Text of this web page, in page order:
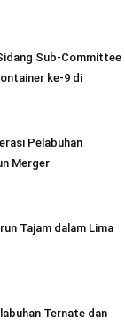
Sub-Committee
ke-9 di
Pelabuhan
Merger
Tajam dalam Lima
Ternate dan